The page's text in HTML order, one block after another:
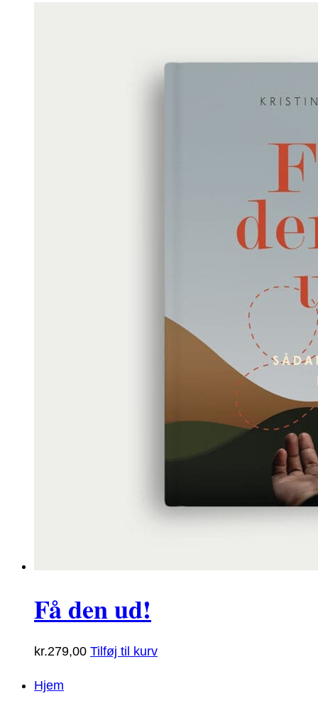
Få den ud!
kr.279,00 Tilføj til kurv
Hjem